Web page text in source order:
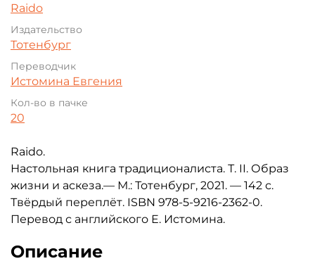
Raido
Издательство
Тотенбург
Переводчик
Истомина Евгения
Кол-во в пачке
20
Raido.
Настольная книга традиционалиста. Т. II. Образ
жизни и аскеза.— М.: Тотенбург, 2021. — 142 с.
Твёрдый переплёт. ISBN 978-5-9216-2362-0.
Перевод с английского Е. Истомина.
Описание